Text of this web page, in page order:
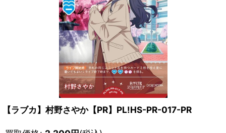
【ラブカ】村野さやか【PR】PL!HS-PR-017-PR